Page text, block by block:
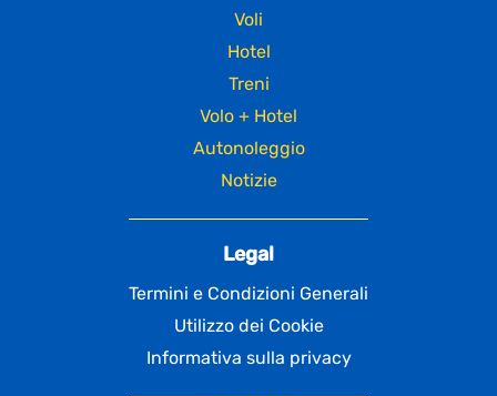
Voli
Hotel
Treni
Volo + Hotel
Autonoleggio
Notizie
Legal
Termini e Condizioni Generali
Utilizzo dei Cookie
Informativa sulla privacy